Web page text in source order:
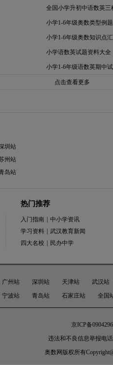
全国小学升初中语数英三
小学1-6年级奥数类型例
小学1-6年级奥数知识点
小学语数英试题资料大全
小学1-6年级语数英期中
点击查看更多
圳站
州站
岛站
热门推荐
入门指南
中小学资讯
学习资料
武汉教育新闻
四大名校
民办中学
广州站 深圳站 天津站
武汉站
宁波站 青岛站 石家庄站 全国
京ICP备
违法和不良信息举报电
奥数网 版权所有